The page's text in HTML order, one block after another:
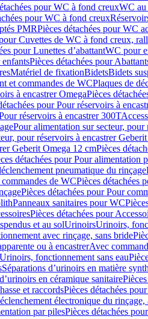
pour WC à fond creuxWC au
pour WC à fond creux
PMRPièces détachées pour WC
Cuvettes de WC à fond creux,
pour Lunettes d’abattantWC pour
Pièces détachées pour
Matériel de fixationBidetsBidets
et commandes de WCPlaques de
à encastrer OmegaPièces
pour Pour réservoirs à
réservoirs à encastrer 300T
Pour alimentation sur secteur,
pour réservoirs à encastrer
Geberit Omega 12 cmPièces
détachées pour Pour alimentation
pneumatique du rinçage
de WCPièces détachées
Pièces détachées pour Pour
Panneaux sanitaires pour WC
Pièces détachées pour
et au solUrinoirsUrinoirs,
avec rinçage, sans bride
ou à encastrerAvec
Urinoirs, fonctionnement sans eau
Séparations d’urinoirs en matière
en céramique sanitaire
et raccordsPièces détachées
électronique du
par pilesPièces détachées